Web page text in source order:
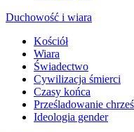
Duchowość i wiara
Kościół
Wiara
Świadectwo
Cywilizacja śmierci
Czasy końca
Prześladowanie
Ideologia gender